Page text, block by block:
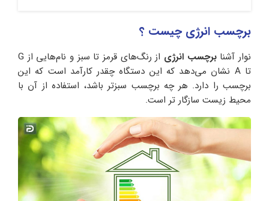
برچسب انرژی چیست ؟
نوار آشنابرچسب انرژی
از رنگ‌های قرمز تا سبز و نام‌هایی از G
تا A نشان می‌دهد که این دستگاه چقدر کارآمد است که این
برچسب را دارد. هر چه برچسب سبزتر باشد، استفاده از آن با
محیط زیست سازگار تر است.